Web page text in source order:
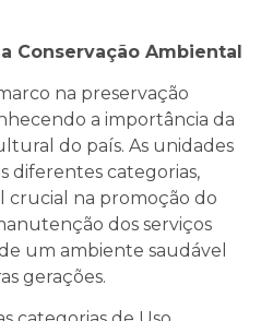
Conservação Ambiental
na preservação
a importância da
do país. As unidades
diferentes categorias,
crucial na promoção do
dos serviços
um ambiente saudável
gerações.